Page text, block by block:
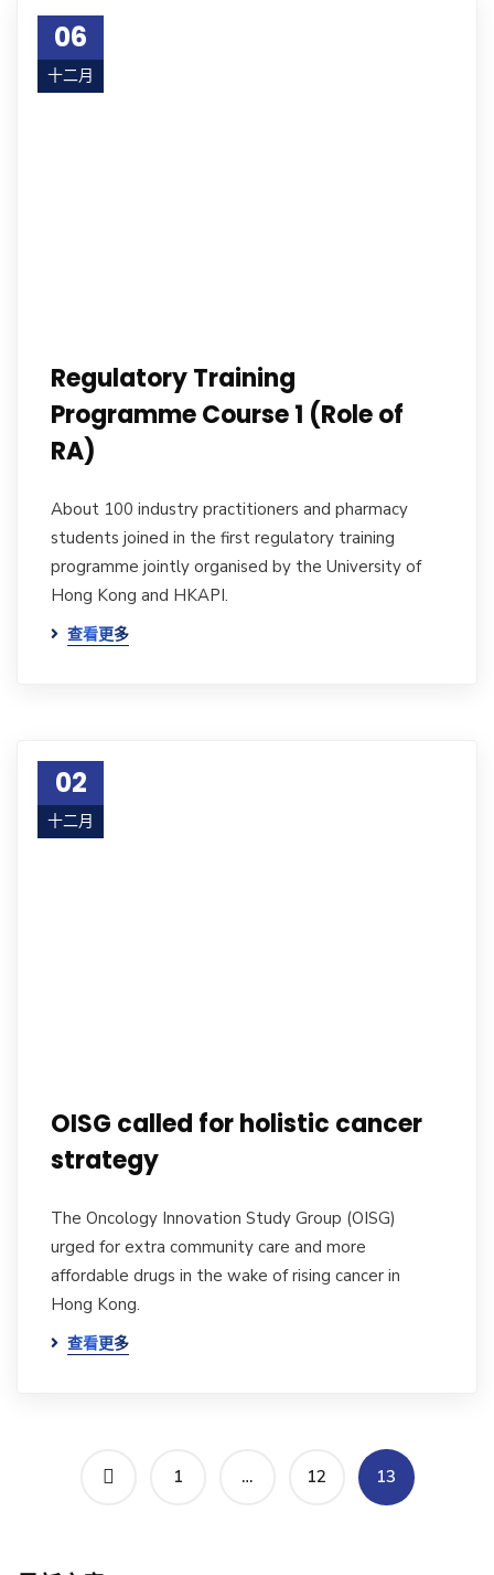
06
十二月
Regulatory Training
Programme Course 1 (Role of
RA)
About 100 industry practitioners and pharmacy
students joined in the first regulatory training
programme jointly organised by the University of
Hong Kong and HKAPI.
查看更多
02
十二月
OISG called for holistic cancer
strategy
The Oncology Innovation Study Group (OISG)
urged for extra community care and more
affordable drugs in the wake of rising cancer in
Hong Kong.
查看更多
1 … 12 13